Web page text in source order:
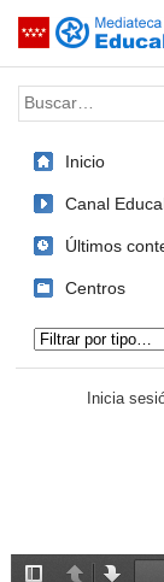
Saltar navegación
Palabra o frase:
Inicio
Canal
Últimos
Centros
Inicia